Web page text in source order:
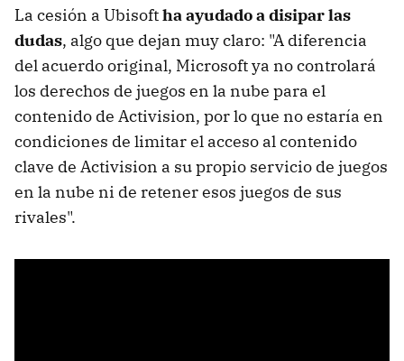
La cesión a Ubisoftha ayudado a disipar las
dudas, algo que dejan muy claro: "A diferencia
del acuerdo original, Microsoft ya no controlará
los derechos de juegos en la nube para el
contenido de Activision, por lo que no estaría en
condiciones de limitar el acceso al contenido
clave de Activision a su propio servicio de juegos
en la nube ni de retener esos juegos de sus
rivales".